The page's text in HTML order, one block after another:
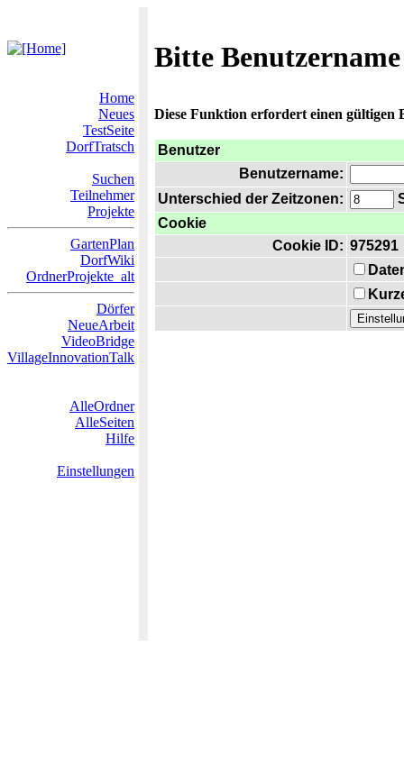
Bitte
Home
Neues
TestSeite
DorfTratsch
Suchen
Teilnehmer
Projekte
GartenPlan
DorfWiki
OrdnerProjekte_alt
Dörfer
NeueArbeit
VideoBridge
VillageInnovationTalk
AlleOrdner
AlleSeiten
Hilfe
Einstellungen
Diese Funktion erfordert einen gültigen
Benutzer
Benutzername:
Unterschied der Zeitzonen:
Cookie
Cookie ID: 975291